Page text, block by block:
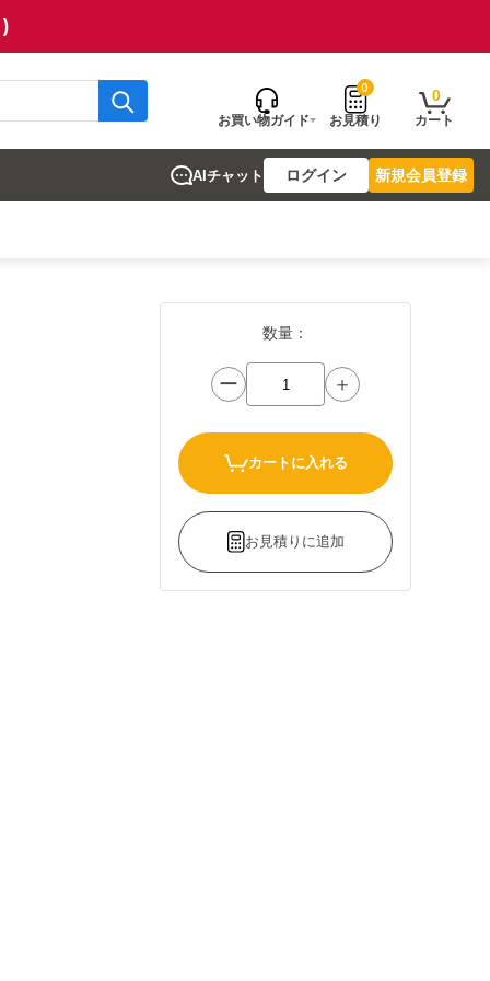
お買い物ガイド
0
お見積り
0
カート
AIチャット ログイン 新規会員登録
数量：
ー ＋
カートに入れる
お見積りに追加